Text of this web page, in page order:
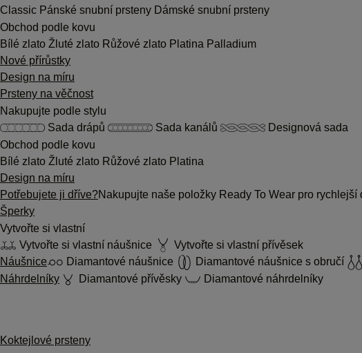
Classic Pánské snubní prsteny Dámské snubní prsteny
Obchod podle kovu
Bílé zlato Žluté zlato Růžové zlato Platina Palladium
Nové přírůstky
Design na míru
Prsteny na věčnost
Nakupujte podle stylu
Sada drápů
Sada kanálů
Designová sada
Obchod podle kovu
Bílé zlato Žluté zlato Růžové zlato Platina
Design na míru
Potřebujete ji dříve?Nakupujte naše položky Ready To Wear pro rychlejší
Šperky
Vytvořte si vlastní
Vytvořte si vlastní náušnice
Vytvořte si vlastní přívěsek
Náušnice
Diamantové náušnice Diamantové náušnice s obručí
Náhrdelníky
Diamantové přívěsky Diamantové náhrdelníky
Koktejlové prsteny